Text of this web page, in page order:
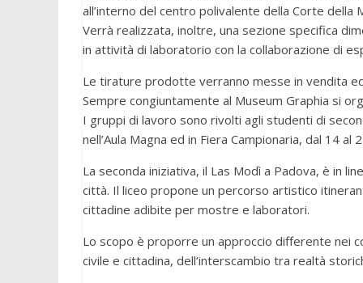
all’interno del centro polivalente della Corte della
Verrà realizzata, inoltre, una sezione specifica
in attività di laboratorio con la collaborazione di
Le tirature prodotte verranno messe in vendita
Sempre congiuntamente al Museum Graphia si
I gruppi di lavoro sono rivolti agli studenti di
nell’Aula Magna ed in Fiera Campionaria, dal 14 al
La seconda iniziativa, il Las Modì a Padova, è in
città. Il liceo propone un percorso artistico
cittadine adibite per mostre e laboratori.
Lo scopo è proporre un approccio differente nei
civile e cittadina, dell’interscambio tra realtà